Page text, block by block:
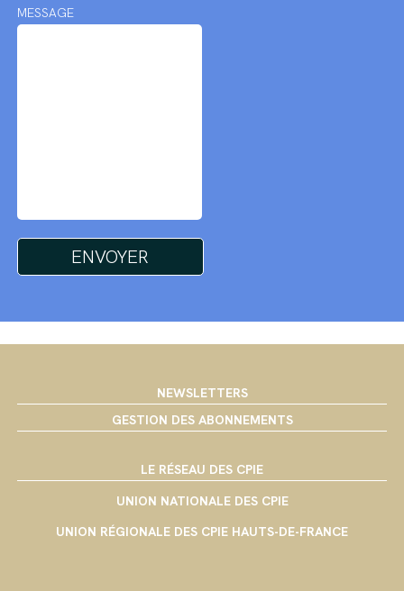
MESSAGE
NEWSLETTERS
GESTION DES ABONNEMENTS
LE RÉSEAU DES CPIE
UNION NATIONALE DES CPIE
UNION RÉGIONALE DES CPIE HAUTS-DE-FRANCE